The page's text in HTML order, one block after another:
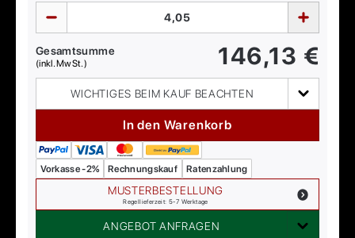
Gesamtsumme
(inkl. MwSt.) 146,13 €
WICHTIGES BEIM KAUF BEACHTEN
In den Warenkorb
Vorkasse -2% Rechnungskauf Ratenzahlung
MUSTERBESTELLUNG
Regellieferzeit: 5-7 Werktage
ANGEBOT ANFRAGEN